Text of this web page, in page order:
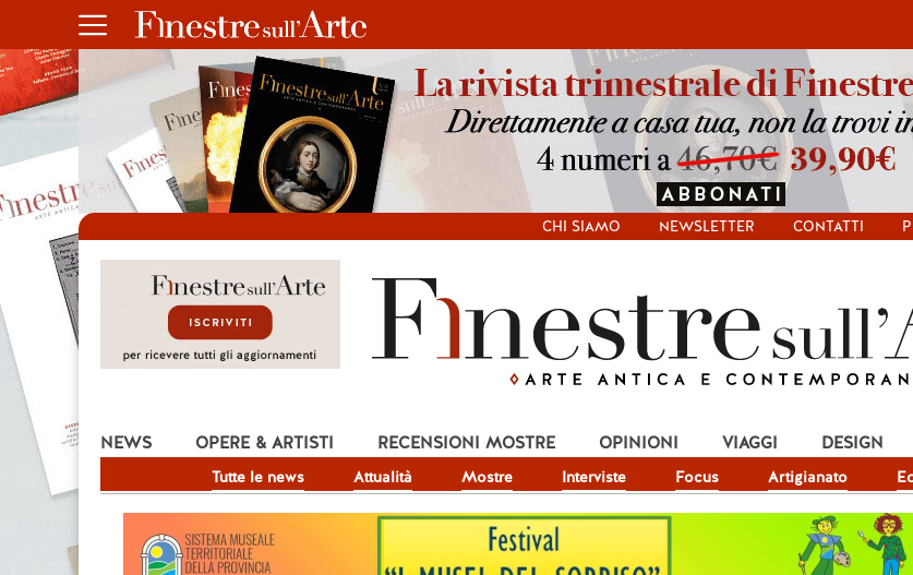
CHI SIAMO NEWSLETTER CONTATTI
NEWS
Tutte le news Attualità Mostre Interviste Focus Artigianato
OPERE & ARTISTI RECENSIONI MOSTRE OPINIONI VIAGGI DESIGN